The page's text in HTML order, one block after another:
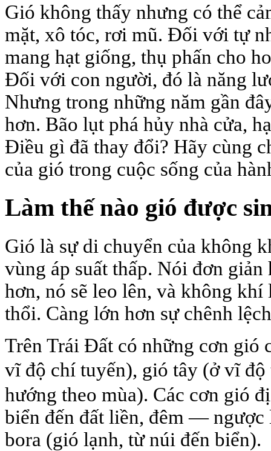
Gió không thấy nhưng có thể
mặt, xô tóc, rơi mũ. Đối với tự
mang hạt giống, thụ phấn cho
Đối với con người, đó là năng
Nhưng trong những năm gần
hơn. Bão lụt phá hủy nhà cửa,
Điều gì đã thay đổi? Hãy cùng
của gió trong cuộc sống của
Làm thế nào gió được
Gió là sự di chuyển của không
vùng áp suất thấp. Nói đơn
hơn, nó sẽ leo lên, và không
thổi. Càng lớn hơn sự chênh
Trên Trái Đất có những cơn gió
vĩ độ chí tuyến), gió tây (ở vĩ
hướng theo mùa). Các cơn gió
biển đến đất liền, đêm —
bora (gió lạnh, từ núi đến biển).